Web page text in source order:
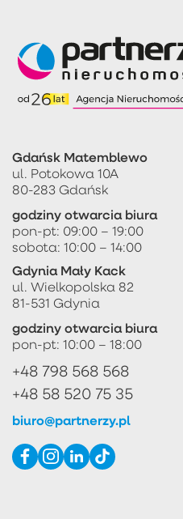
Gdańsk Matemblewo
ul. Potokowa 10A
80-283 Gdańsk
godziny otwarcia biura
pon-pt: 09:00 – 19:00
sobota: 10:00 – 14:00
Gdynia Mały Kack
ul. Wielkopolska 82
81-531 Gdynia
godziny otwarcia biura
pon-pt: 10:00 – 18:00
+48 798 568 568
+48 58 520 75 35
biuro@partnerzy.pl